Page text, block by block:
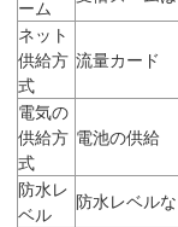
ーム
ネット
供給方
式
流量カード
電気の
供給方
式
電池の供給
防水レ
ベル
防水レベル